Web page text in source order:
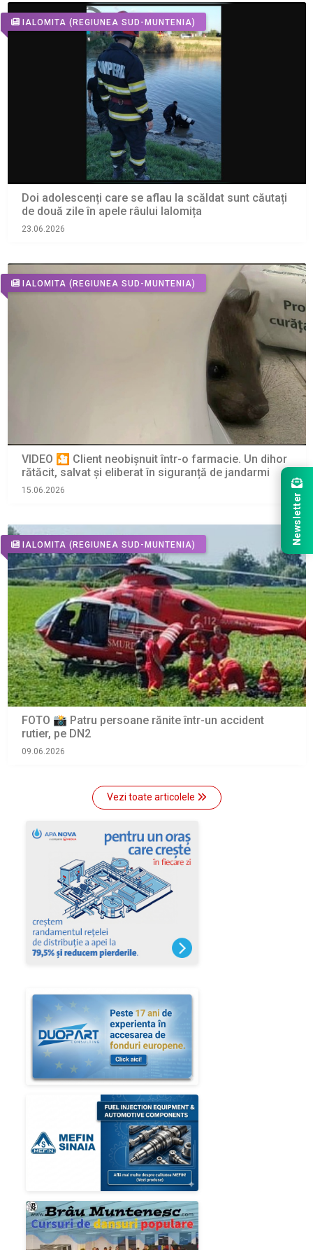
IALOMITA (REGIUNEA SUD-MUNTENIA)
Doi adolescenți care se aflau la scăldat sunt căutați
de două zile în apele râului Ialomița
23.06.2026
IALOMITA (REGIUNEA SUD-MUNTENIA)
VIDEO 🎦 Client neobișnuit într-o farmacie. Un dihor
rătăcit, salvat și eliberat în siguranță de jandarmi
15.06.2026
IALOMITA (REGIUNEA SUD-MUNTENIA)
FOTO 📸 Patru persoane rănite într-un accident
rutier, pe DN2
09.06.2026
Vezi toate articolele
Newsletter